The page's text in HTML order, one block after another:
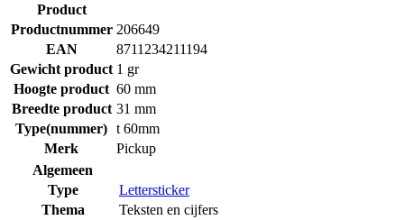
Product
Productnummer 206649
EAN
8711234211194
Gewicht product 1 gr
Hoogte product 60 mm
Breedte product 31 mm
Type(nummer) t 60mm
Merk
Pickup
Algemeen
Type
Lettersticker
Thema
Teksten en cijfers